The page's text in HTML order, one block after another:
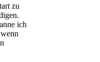
zu
ich